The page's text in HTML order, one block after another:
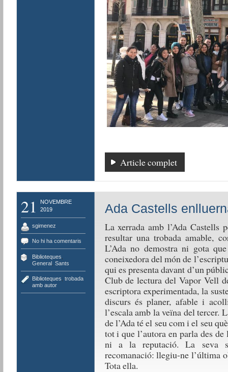
Article complet
21
NOVEMBRE
2019
sgimenez
No hi ha comentaris
Biblioteques
General, Sants
Biblioteques trobada
amb autor
Ada Castells
La xerrada amb l’Ada
resultar una trobada amable,
L’Ada no demostra ni gota
coneixedora del món de
qui es presenta davant d’un
Club de lectura del Vapor Vell
escriptora experimentada, la
discurs és planer, afable i
l’escala amb la veïna del tercer.
de l’Ada té el seu com i el seu
tot i que l’autora en parla des
ni a la reputació. La seva
recomanació: llegiu-ne l’última
Tota ella.